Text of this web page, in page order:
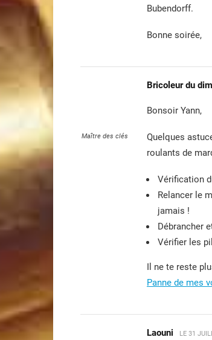
Bubendorff.
Bonne soirée,
Maître des clés
Bricoleur du
Bonsoir Yann,
Quelques
roulants de
Vérification
Relancer le
jamais !
Débrancher
Vérifier les
Il ne te reste
Panne de mes
Laouni LE 31